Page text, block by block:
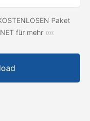
Paket
für mehr